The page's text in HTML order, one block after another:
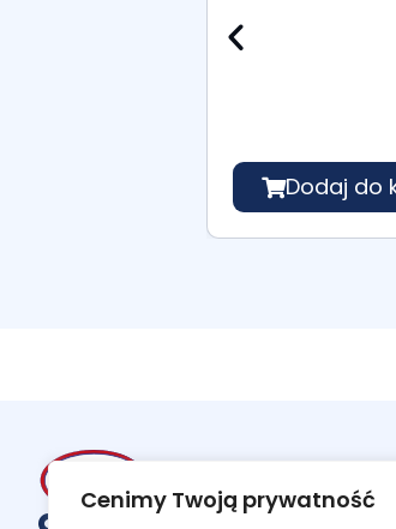
Cenimy Twoją prywatność
Dodaj do